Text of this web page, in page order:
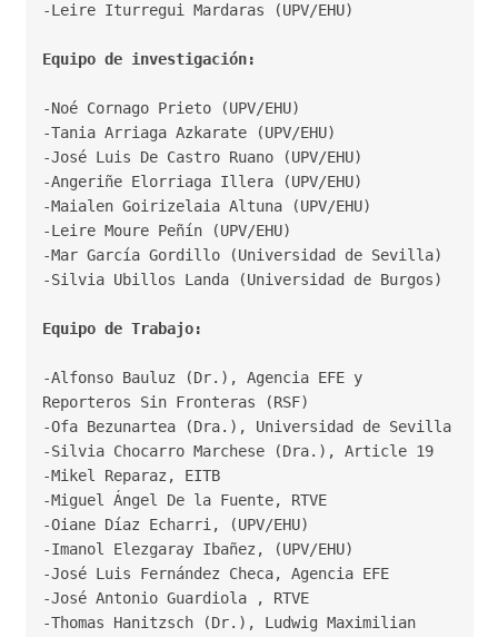
-Leire Iturregui Mardaras (UPV/EHU)
Equipo de investigación:
-Noé Cornago Prieto (UPV/EHU)
-Tania Arriaga Azkarate (UPV/EHU)
-José Luis De Castro Ruano (UPV/EHU)
-Angeriñe Elorriaga Illera (UPV/EHU)
-Leire Moure Peñín (UPV/EHU)
-Mar García Gordillo (Universidad de Sevilla)
-Silvia Ubillos Landa (Universidad de Burgos)
Equipo de Trabajo:
-Alfonso Bauluz (Dr.), Agencia EFE y
Reporteros Sin Fronteras (RSF)
-Ofa Bezunartea (Dra.), Universidad de Sevilla
-Silvia Chocarro Marchese (Dra.), Article 19
-Mikel Reparaz, EITB
-Miguel Ángel De la Fuente, RTVE
-Oiane Díaz Echarri, (UPV/EHU)
-Imanol Elezgaray Ibañez, (UPV/EHU)
-José Luis Fernández Checa, Agencia EFE
-José Antonio Guardiola , RTVE
-Thomas Hanitzsch (Dr.), Ludwig Maximilian